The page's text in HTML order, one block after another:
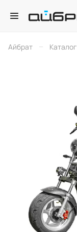
Айбрат – Каталог